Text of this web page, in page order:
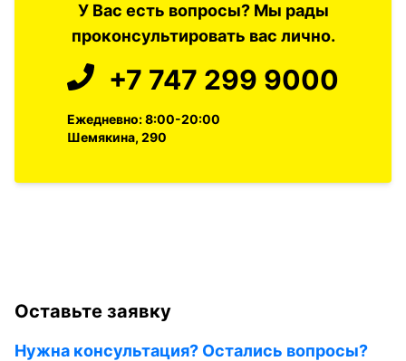
У Вас есть вопросы? Мы рады
проконсультировать вас лично.
+7 747 299 9000
Ежедневно: 8:00-20:00
Шемякина, 290
Оставьте заявку
Нужна консультация? Остались вопросы?